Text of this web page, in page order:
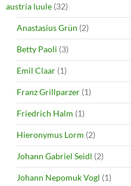
o
)
d
w
)
austria luule (32)
Anastasius Grün (2)
Betty Paoli (3)
Emil Claar (1)
Franz Grillparzer (1)
Friedrich Halm (1)
Hieronymus Lorm (2)
Johann Gabriel Seidl (2)
Johann Nepomuk Vogl (1)